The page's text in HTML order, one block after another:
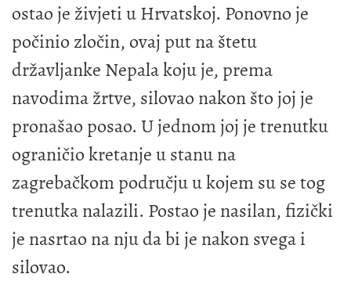
ostao je živjeti u Hrvatskoj. Ponovno je
počinio zločin, ovaj put na štetu
državljanke Nepala koju je, prema
navodima žrtve, silovao nakon što joj je
pronašao posao. U jednom joj je trenutku
ograničio kretanje u stanu na
zagrebačkom području u kojem su se tog
trenutka nalazili. Postao je nasilan, fizički
je nasrtao na nju da bi je nakon svega i
silovao.